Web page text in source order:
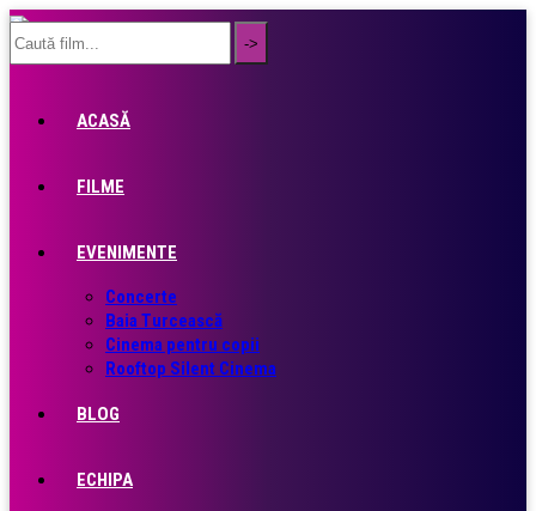
ACASĂ
FILME
EVENIMENTE
Concerte
Baia Turcească
Cinema pentru copii
Rooftop Silent Cinema
BLOG
ECHIPA